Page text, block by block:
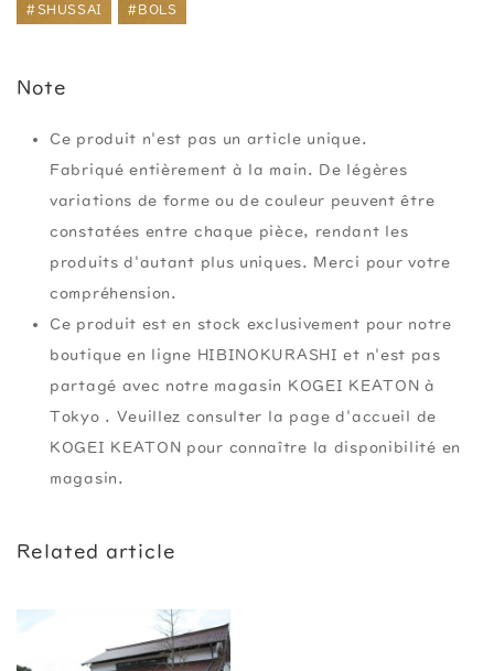
#SHUSSAI #BOLS
Note
Ce produit n'est pas un article unique.
Fabriqué entièrement à la main. De légères
variations de forme ou de couleur peuvent être
constatées entre chaque pièce, rendant les
produits d'autant plus uniques. Merci pour votre
compréhension.
Ce produit est en stock exclusivement pour notre
boutique en ligne HIBINOKURASHI et n'est pas
partagé avec notre magasin KOGEI KEATON à
Tokyo . Veuillez consulter la page d'accueil de
KOGEI KEATON pour connaître la disponibilité en
magasin.
Related article